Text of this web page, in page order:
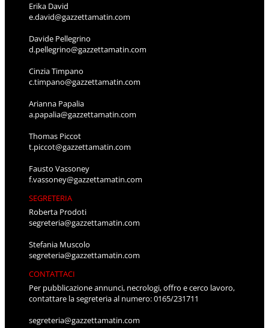
Erika David
e.david@gazzettamatin.com
Davide Pellegrino
d.pellegrino@gazzettamatin.com
Cinzia Timpano
c.timpano@gazzettamatin.com
Arianna Papalia
a.papalia@gazzettamatin.com
Thomas Piccot
t.piccot@gazzettamatin.com
Fausto Vassoney
f.vassoney@gazzettamatin.com
SEGRETERIA
Roberta Prodoti
segreteria@gazzettamatin.com
Stefania Muscolo
segreteria@gazzettamatin.com
CONTATTACI
Per pubblicazione annunci, necrologi, offro e cerco lavoro,
contattare la segreteria al numero: 0165/231711
segreteria@gazzettamatin.com